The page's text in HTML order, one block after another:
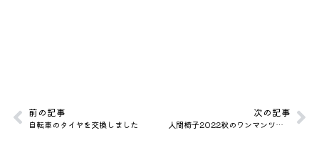
前の記事
自転車のタイヤを交換しました
次の記事
人間椅子2022秋のワンマンツアー 〜闇に蠢く〜 @青森Quarter 覚書